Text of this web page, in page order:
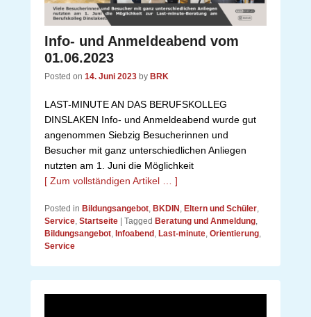
Info- und Anmeldeabend vom
01.06.2023
Posted on 14. Juni 2023 by BRK
LAST-MINUTE AN DAS BERUFSKOLLEG
DINSLAKEN Info- und Anmeldeabend wurde gut
angenommen Siebzig Besucherinnen und
Besucher mit ganz unterschiedlichen Anliegen
nutzten am 1. Juni die Möglichkeit
[ Zum vollständigen Artikel … ]
Posted in Bildungsangebot, BKDIN , Eltern und Schüler,
Service, Startseite Tagged Beratung und Anmeldung,
Bildungsangebot, Infoabend , Last-minute, Orientierung,
Service